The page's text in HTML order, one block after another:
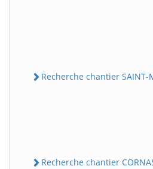
Recherche chantier SAINT-
Recherche chantier